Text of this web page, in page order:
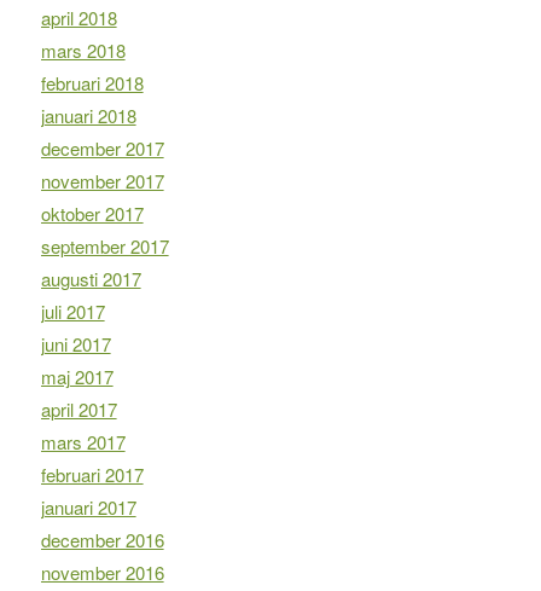
april 2018
mars 2018
februari 2018
januari 2018
december 2017
november 2017
oktober 2017
september 2017
augusti 2017
juli 2017
juni 2017
maj 2017
april 2017
mars 2017
februari 2017
januari 2017
december 2016
november 2016